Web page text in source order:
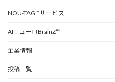
NOU-TAG™サービス
AIニューロBrainZ™
企業情報
投稿一覧